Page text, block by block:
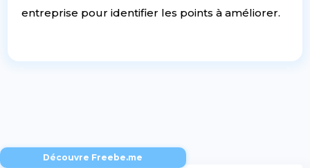
entreprise pour identifier les points à améliorer.
Découvre Freebe.me